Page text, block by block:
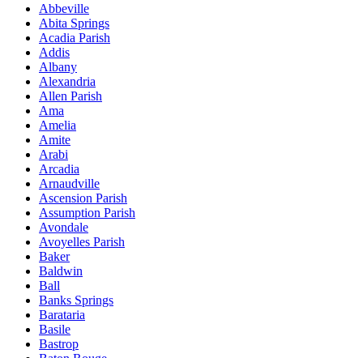
Abbeville
Abita Springs
Acadia Parish
Addis
Albany
Alexandria
Allen Parish
Ama
Amelia
Amite
Arabi
Arcadia
Arnaudville
Ascension Parish
Assumption Parish
Avondale
Avoyelles Parish
Baker
Baldwin
Ball
Banks Springs
Barataria
Basile
Bastrop